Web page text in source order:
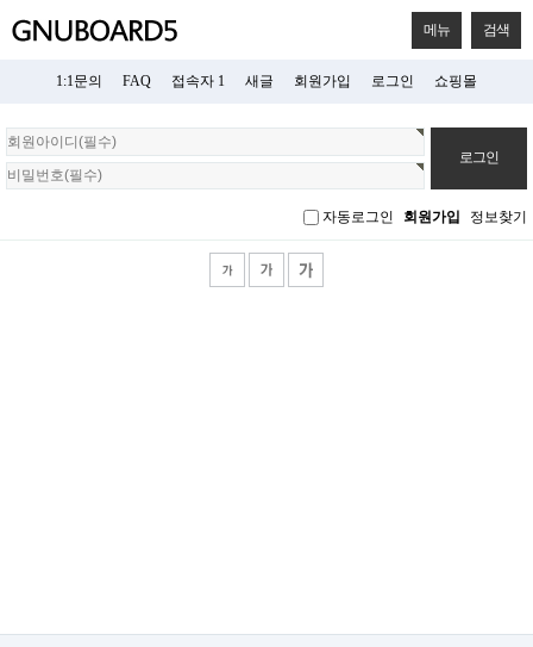
메뉴 검색
1:1문의 FAQ 접속자 1 새글 회원가입 로그인 쇼핑몰
회
원
로
자동로그인 회원가입 정보찾기